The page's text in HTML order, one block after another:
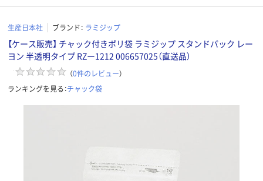
生産日本社 ブランド： ラミジップ
【ケース販売】 チャック付きポリ袋 ラミジップ スタンドパック レー
ヨン 半透明タイプ RZー1212 006657025（直送品）
（0件のレビュー）
ランキングを見る：チャック袋